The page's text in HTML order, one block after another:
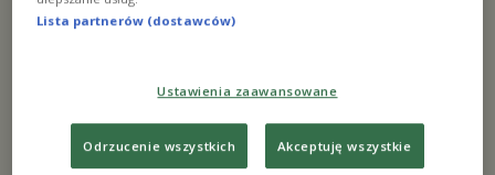
arrow_forward
Lista partnerów (dostawców)
Ustawienia zaawansowane
Odrzucenie wszystkich Akceptuję wszystkie